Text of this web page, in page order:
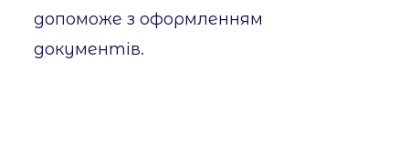
допоможе з оформленням
документів.